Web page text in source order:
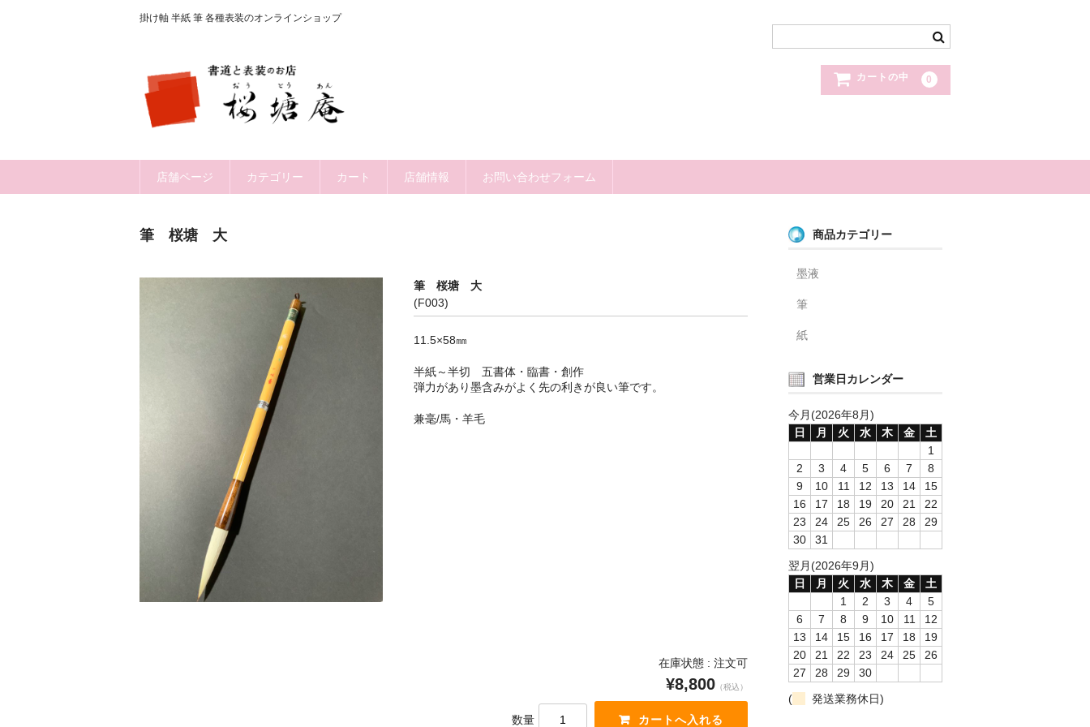
掛け軸 半紙 筆 各種表装のオンラインショップ
カートの中 0
店舗ページ カテゴリー カート 店舗情報 お問い合わせフォーム
筆 桜塘 大
筆 桜塘 大
(F003)
11.5×58㎜
半紙～半切 五書体・臨書・創作
弾力があり墨含みがよく先の利きが良い筆です。
兼毫/馬・羊毛
在庫状態 : 注文可
¥8,800 （税込）
数量
商品カテゴリー
墨液
筆
紙
営業日カレンダー
今月(2026年8月)
日
月 火 水 木 金
土
1
2
3 4 5 6 7
8
9
10 11 12 13 14
15
16
17 18 19 20 21
22
23
24 25 26 27 28
29
30
31
翌月(2026年9月)
日
月 火 水 木 金
土
1
2 3 4
5
6
7 8 9 10 11
12
13
14 15 16 17 18
19
20
21 22 23 24 25
26
27
28 29
30
(
発送業務休日)